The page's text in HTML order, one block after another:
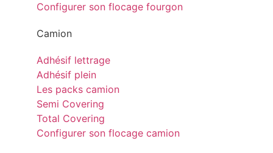
Configurer son flocage fourgon
Camion
Adhésif lettrage
Adhésif plein
Les packs camion
Semi Covering
Total Covering
Configurer son flocage camion